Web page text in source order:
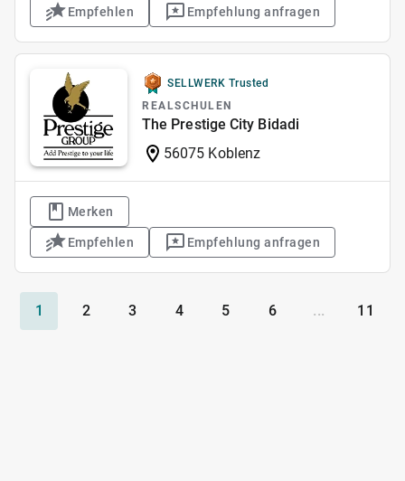
Empfehlen Empfehlung anfragen
SELLWERK Trusted
REALSCHULEN
The Prestige City Bidadi
56075 Koblenz
Merken
Empfehlen Empfehlung anfragen
1 2 3 4 5 6 ... 11